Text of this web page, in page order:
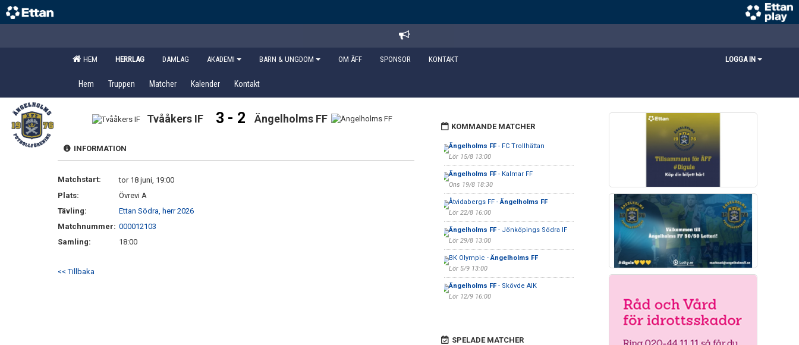
HEM HERRLAG DAMLAG AKADEMI BARN & UNGDOM OM ÄFF SPONSOR KONTAKT LOGGA IN
Hem Truppen Matcher Kalender Kontakt
Tvååkers IF 3 - 2 Ängelholms FF
INFORMATION
Matchstart:
tor 18 juni, 19:00
Plats:
Övrevi A
Tävling:
Ettan Södra, herr 2026
Matchnummer: 000012103
Samling:
18:00
<< Tillbaka
KOMMANDE MATCHER
Ängelholms FF- FC Trollhättan
Lör 15/8 13:00
Ängelholms FF- Kalmar FF
Ons 19/8 18:30
Åtvidabergs FF -Ängelholms FF
Lör 22/8 16:00
Ängelholms FF- Jönköpings Södra IF
Lör 29/8 13:00
BK Olympic -Ängelholms FF
Lör 5/9 13:00
Ängelholms FF- Skövde AIK
Lör 12/9 16:00
SPELADE MATCHER